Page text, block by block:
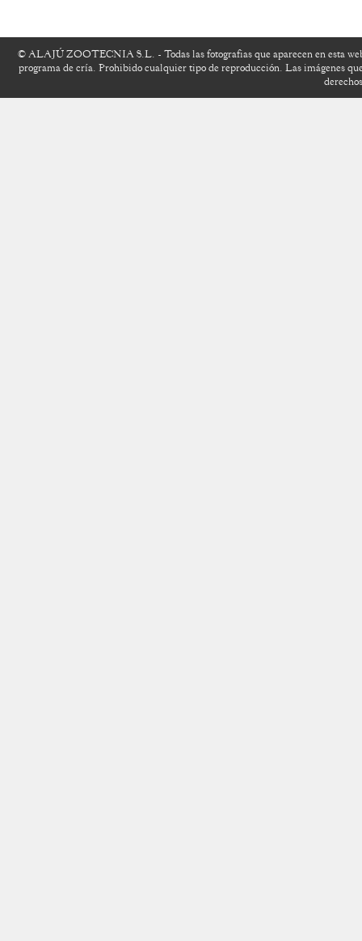
© ALAJÚ ZOOTECNIA S.L. - Todas las fotografias que aparecen en esta
programa de cría. Prohibido cualquier tipo de reproducción. Las imágenes